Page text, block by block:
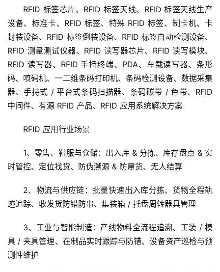
RFID 标签芯片、RFID 标签天线、RFID 标签天线生产
设备、标准卡、RFID 标签、特殊 RFID 标签、制卡机、卡
封装设备、RFID 标签倒装设备、RFID 标签自动检测设备、
RFID 测量测试仪器、RFID 读写器芯片、RFID 读写模块、
RFID 读写器、RFID 手持终端、PDA、车载读写器、条形
码、喷码机、一二维条码打印机、条码检测设备、数据采集
器、手持式 / 平台式条码扫描器、条码碳带 / 色带、RFID
中间件、有源 RFID 产品、RFID 应用系统解决方案
RFID 应用行业场景
1、零售、鞋服与仓储：出入库 & 分拣、库存盘点 & 实
时管控、定位找货、防伪溯源 & 防窜货、无人结算
2、物流与供应链：批量快速出入库分拣、货物全程轨
迹追踪、收发货防错防串、集装箱 / 托盘周转器具管理
3、工业与智能制造：产线物料全流程追溯、工装 / 模
具 / 夹具管理、在制品实时跟踪与防错、设备资产巡检与预
测性维护